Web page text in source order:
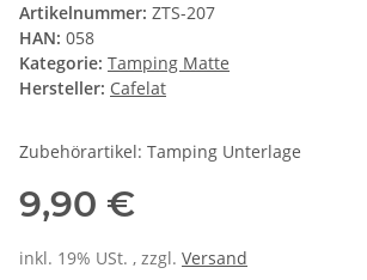
Artikelnummer: ZTS-207
HAN: 058
Kategorie: Tamping Matte
Hersteller: Cafelat
Zubehörartikel: Tamping Unterlage
9,90 €
inkl. 19% USt. , zzgl. Versand